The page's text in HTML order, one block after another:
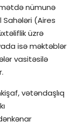
nümunə
(Aires
üzrə
isə məktəblər
vasitəsilə
vətəndaşlıq